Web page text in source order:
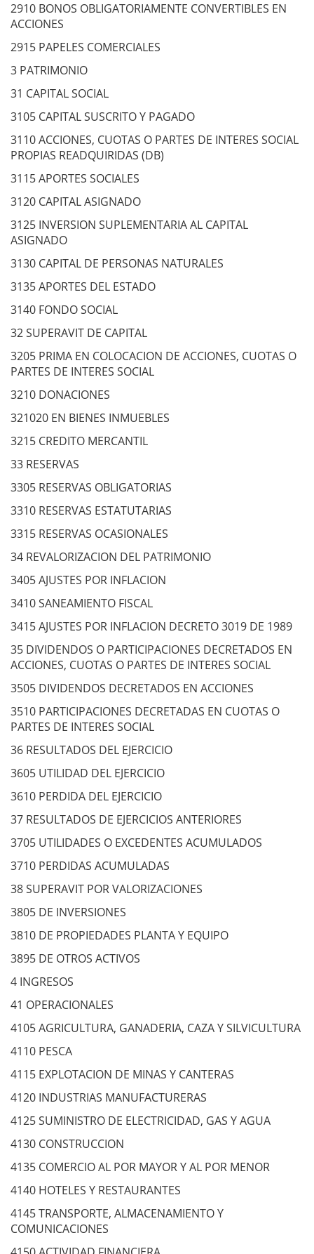
2910 BONOS OBLIGATORIAMENTE CONVERTIBLES EN
ACCIONES
2915 PAPELES COMERCIALES
3 PATRIMONIO
31 CAPITAL SOCIAL
3105 CAPITAL SUSCRITO Y PAGADO
3110 ACCIONES, CUOTAS O PARTES DE INTERES SOCIAL
PROPIAS READQUIRIDAS (DB)
3115 APORTES SOCIALES
3120 CAPITAL ASIGNADO
3125 INVERSION SUPLEMENTARIA AL CAPITAL
ASIGNADO
3130 CAPITAL DE PERSONAS NATURALES
3135 APORTES DEL ESTADO
3140 FONDO SOCIAL
32 SUPERAVIT DE CAPITAL
3205 PRIMA EN COLOCACION DE ACCIONES, CUOTAS O
PARTES DE INTERES SOCIAL
3210 DONACIONES
321020 EN BIENES INMUEBLES
3215 CREDITO MERCANTIL
33 RESERVAS
3305 RESERVAS OBLIGATORIAS
3310 RESERVAS ESTATUTARIAS
3315 RESERVAS OCASIONALES
34 REVALORIZACION DEL PATRIMONIO
3405 AJUSTES POR INFLACION
3410 SANEAMIENTO FISCAL
3415 AJUSTES POR INFLACION DECRETO 3019 DE 1989
35 DIVIDENDOS O PARTICIPACIONES DECRETADOS EN
ACCIONES, CUOTAS O PARTES DE INTERES SOCIAL
3505 DIVIDENDOS DECRETADOS EN ACCIONES
3510 PARTICIPACIONES DECRETADAS EN CUOTAS O
PARTES DE INTERES SOCIAL
36 RESULTADOS DEL EJERCICIO
3605 UTILIDAD DEL EJERCICIO
3610 PERDIDA DEL EJERCICIO
37 RESULTADOS DE EJERCICIOS ANTERIORES
3705 UTILIDADES O EXCEDENTES ACUMULADOS
3710 PERDIDAS ACUMULADAS
38 SUPERAVIT POR VALORIZACIONES
3805 DE INVERSIONES
3810 DE PROPIEDADES PLANTA Y EQUIPO
3895 DE OTROS ACTIVOS
4 INGRESOS
41 OPERACIONALES
4105 AGRICULTURA, GANADERIA, CAZA Y SILVICULTURA
4110 PESCA
4115 EXPLOTACION DE MINAS Y CANTERAS
4120 INDUSTRIAS MANUFACTURERAS
4125 SUMINISTRO DE ELECTRICIDAD, GAS Y AGUA
4130 CONSTRUCCION
4135 COMERCIO AL POR MAYOR Y AL POR MENOR
4140 HOTELES Y RESTAURANTES
4145 TRANSPORTE, ALMACENAMIENTO Y
COMUNICACIONES